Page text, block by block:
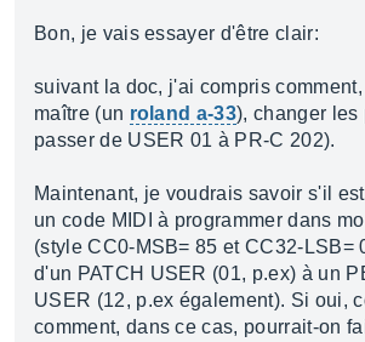
Bon, je vais essayer d'être clair:
suivant la doc, j'ai compris
maître (un roland a-33), changer les
passer de USER 01 à PR-C 202).
Maintenant, je voudrais savoir s'il
un code MIDI à programmer dans
(style CC0-MSB= 85 et CC32-LSB=
d'un PATCH USER (01, p.ex) à un
USER (12, p.ex également). Si oui,
comment, dans ce cas, pourrait-on